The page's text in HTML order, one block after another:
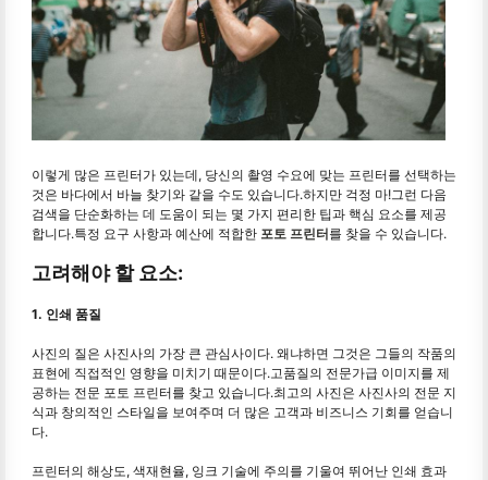
이렇게 많은 프린터가 있는데, 당신의 촬영 수요에 맞는 프린터를 선택하는
것은 바다에서 바늘 찾기와 같을 수도 있습니다.하지만 걱정 마!그런 다음
검색을 단순화하는 데 도움이 되는 몇 가지 편리한 팁과 핵심 요소를 제공
합니다.특정 요구 사항과 예산에 적합한 포토 프린터를 찾을 수 있습니다.
고려해야 할 요소:
1. 인쇄 품질
사진의 질은 사진사의 가장 큰 관심사이다. 왜냐하면 그것은 그들의 작품의
표현에 직접적인 영향을 미치기 때문이다.고품질의 전문가급 이미지를 제
공하는 전문 포토 프린터를 찾고 있습니다.최고의 사진은 사진사의 전문 지
식과 창의적인 스타일을 보여주며 더 많은 고객과 비즈니스 기회를 얻습니
다.
프린터의 해상도, 색재현율, 잉크 기술에 주의를 기울여 뛰어난 인쇄 효과